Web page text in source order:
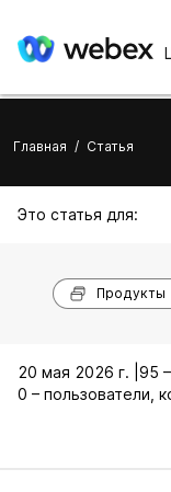
Главная / Статья
Это статья для:
Продукты
20 мая 2026 г. | 95
0 – пользователи,